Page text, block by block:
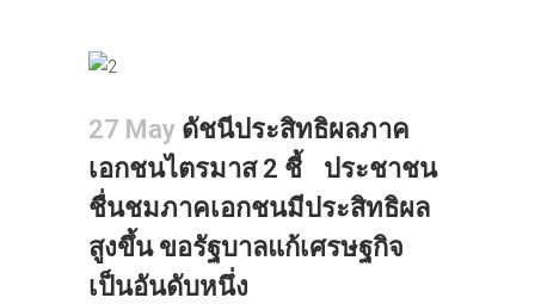
27 May ดัชนีประสิทธิผลภาค
เอกชนไตรมาส 2 ชี้ ประชาชน
ชื่นชมภาคเอกชนมีประสิทธิผล
สูงขึ้น ขอรัฐบาลแก้เศรษฐกิจ
เป็นอันดับหนึ่ง